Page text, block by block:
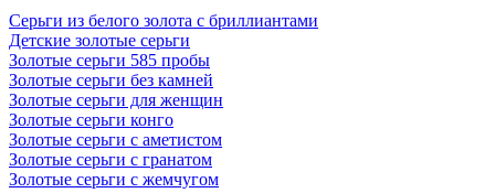
Серьги из белого золота с бриллиантами
Детские золотые серьги
Золотые серьги 585 пробы
Золотые серьги без камней
Золотые серьги для женщин
Золотые серьги конго
Золотые серьги с аметистом
Золотые серьги с гранатом
Золотые серьги с жемчугом